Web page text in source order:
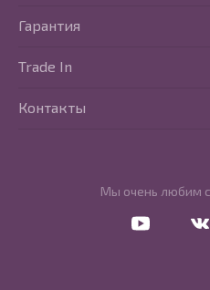
Мы очень любим
Гарантия
Trade In
Контакты